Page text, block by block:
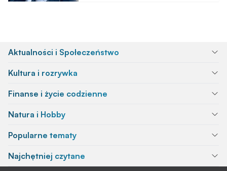
Aktualności i Społeczeństwo
Kultura i rozrywka
Finanse i życie codzienne
Natura i Hobby
Popularne tematy
Najchętniej czytane